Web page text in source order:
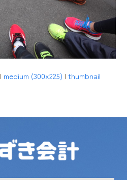
| medium (300x225) |thumbnail